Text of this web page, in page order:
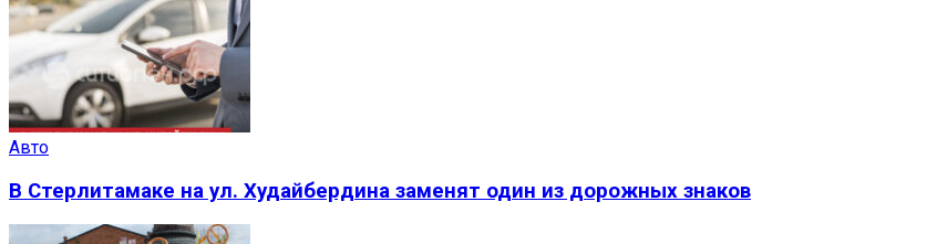
Авто
В Стерлитамаке на ул. Худайбердина заменят один из дорожных знаков